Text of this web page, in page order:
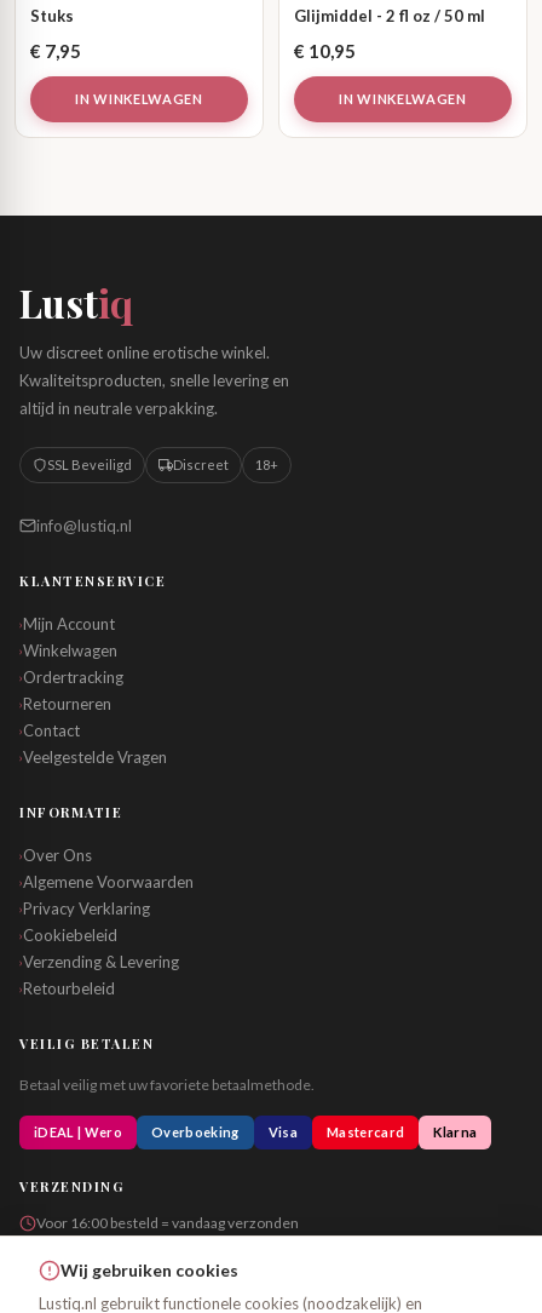
Stuks
€ 7,95
IN WINKELWAGEN
Glijmiddel - 2 fl oz / 50 ml
€ 10,95
IN WINKELWAGEN
Lustiq
Uw discreet online erotische winkel.
Kwaliteitsproducten, snelle levering en
altijd in neutrale verpakking.
SSL Beveiligd Discreet 18+
info@lustiq.nl
KLANTENSERVICE
›Mijn Account
›Winkelwagen
›Ordertracking
›Retourneren
›Contact
›Veelgestelde Vragen
INFORMATIE
›Over Ons
›Algemene Voorwaarden
›Privacy Verklaring
›Cookiebeleid
›Verzending & Levering
›Retourbeleid
VEILIG BETALEN
Betaal veilig met uw favoriete betaalmethode.
iDEAL | Wero Overboeking Visa Mastercard Klarna
VERZENDING
Voor 16:00 besteld = vandaag verzonden
Wij gebruiken cookies
Lustiq.nl gebruikt functionele cookies (noodzakelijk) en